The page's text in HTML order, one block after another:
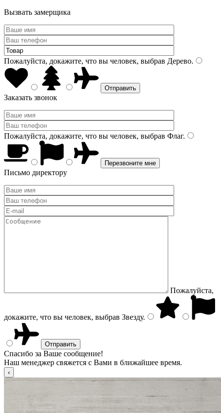
Вызвать замерщика
Пожалуйста, докажите, что вы человек, выбрав Дерево.
Заказать звонок
Пожалуйста, докажите, что вы человек, выбрав Флаг.
Письмо директору
Пожалуйста,
докажите, что вы человек, выбрав Звезду.
Спасибо за Ваше сообщение!
Наш менеджер свяжется с Вами в ближайшее время.